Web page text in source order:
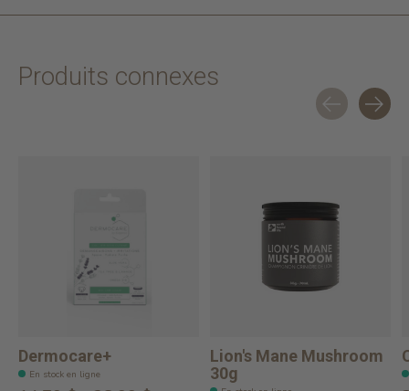
Produits connexes
Dermocare+
En stock en ligne
Lion's Mane Mushroom
30g